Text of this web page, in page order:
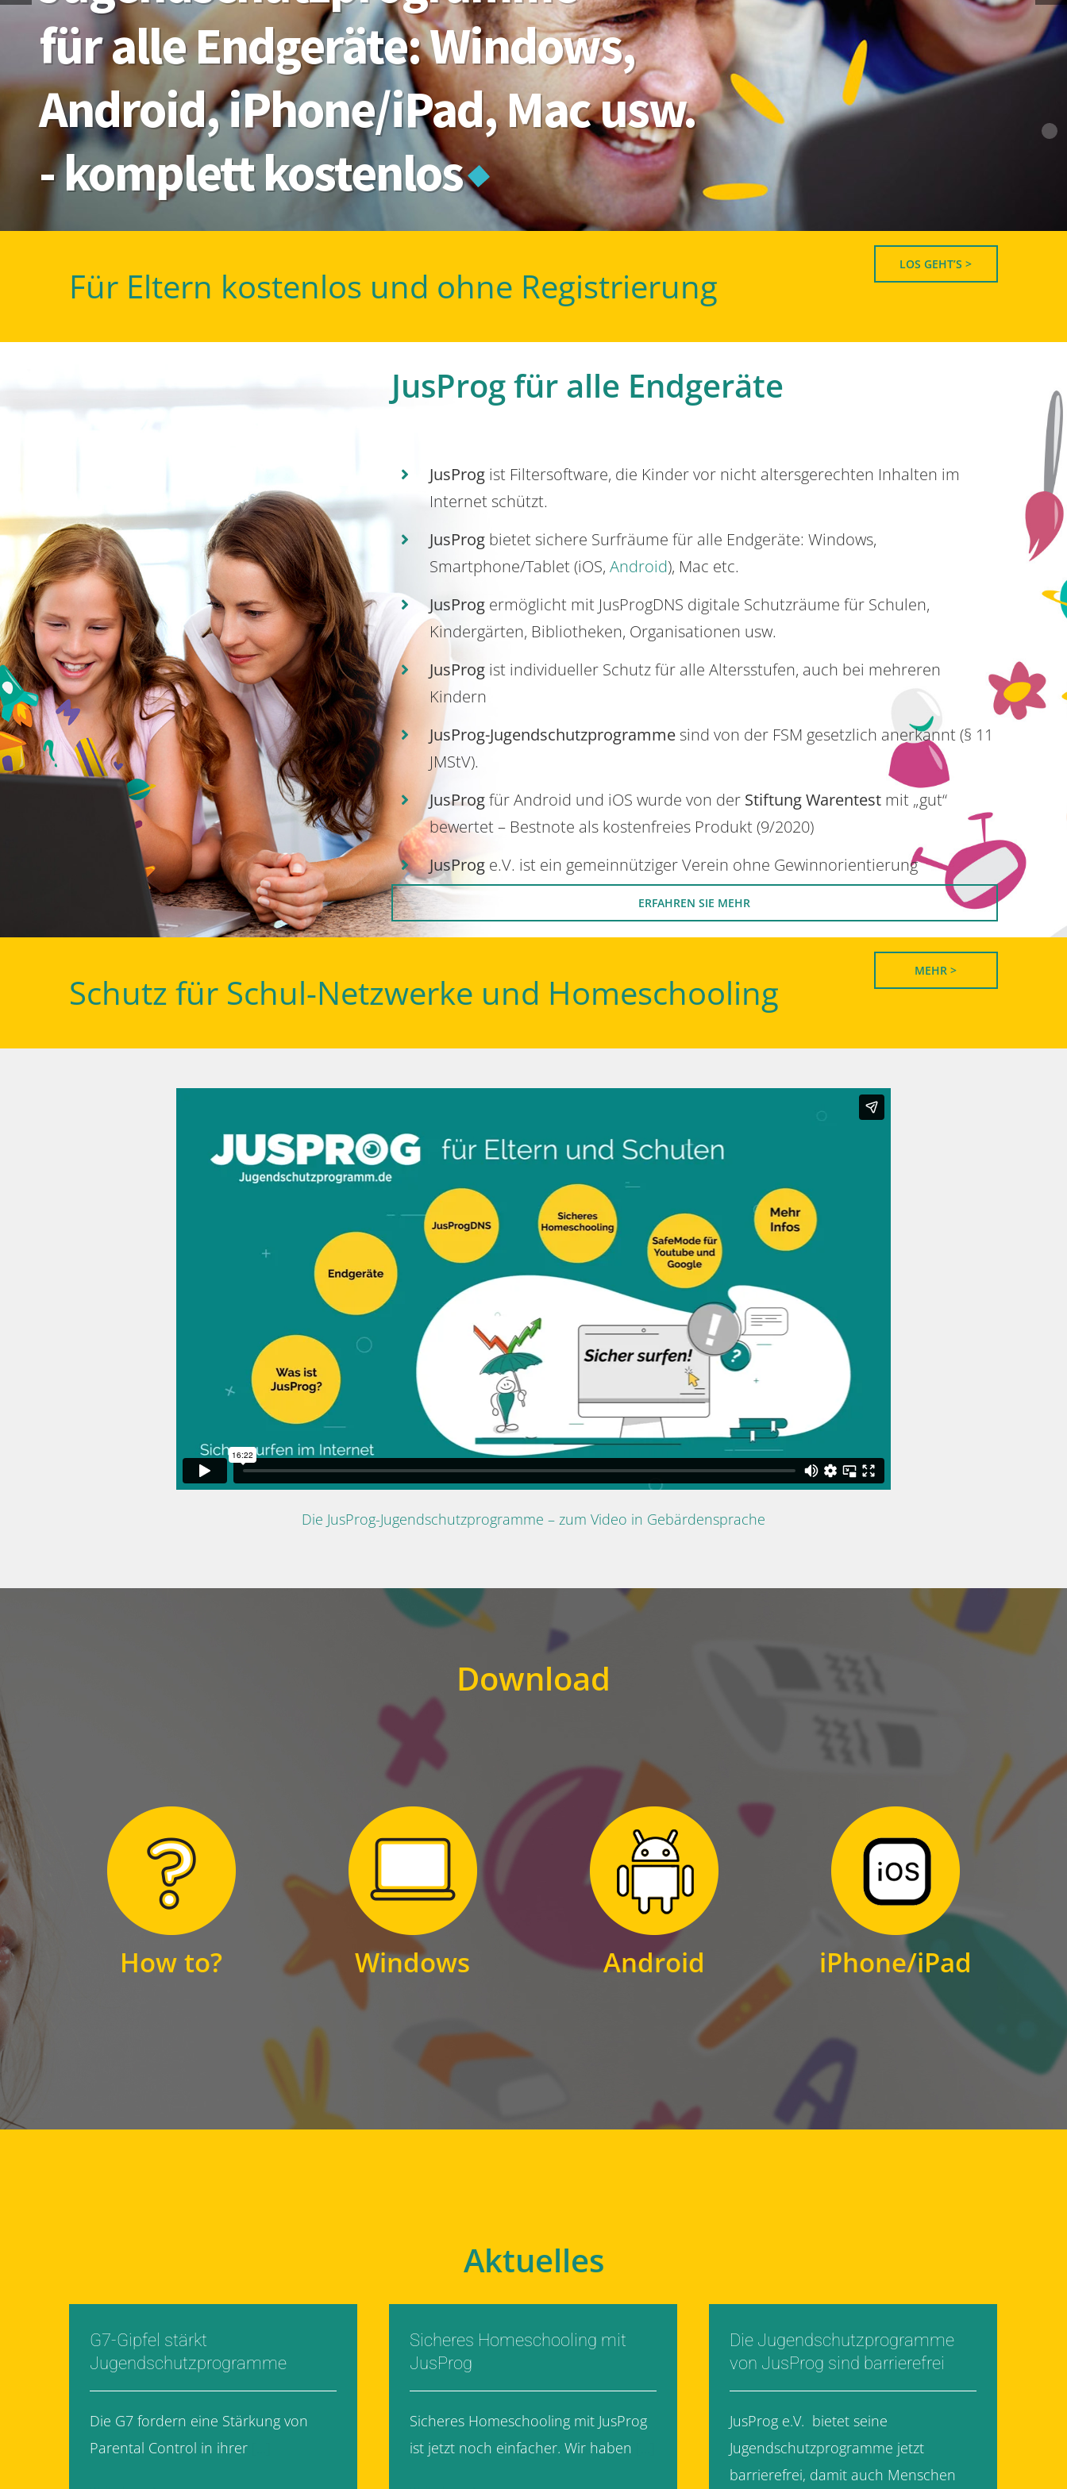
- komplett kostenlos
Android, iPhone/iPad, Mac usw.
für alle Endgeräte: Windows,
Für Eltern kostenlos und ohne Registrierung
LOS GEHT’S >
JusProg für alle Endgeräte
JusProgist Filtersoftware, die Kinder vor nicht altersgerechten Inhalten im
Internet schützt.
JusProgbietet sichere Surfräume für alle Endgeräte: Windows,
Smartphone/Tablet (iOS, Android), Mac etc.
JusProg ermöglicht mit JusProgDNS digitale Schutzräume für Schulen,
Kindergärten, Bibliotheken, Organisationen usw.
JusProgist individueller Schutz für alle Altersstufen, auch bei mehreren
Kindern
JusProg-Jugendschutzprogrammesind von der FSM gesetzlich anerkannt (§ 11
JMStV).
JusProgfür Android und iOS wurde von der Stiftung Warentestmit „gut“
bewertet – Bestnote als kostenfreies Produkt (9/2020)
JusProge.V. ist ein gemeinnütziger Verein ohne Gewinnorientierung
ERFAHREN SIE MEHR
Schutz für Schul-Netzwerke und Homeschooling
MEHR >
Die JusProg-Jugendschutzprogramme – zum Video in Gebärdensprache
Download
How to?
Hier finden Sie
Windows
Zum Download
für Windows
Android
Zum Download
für Android
iPhone/iPad
Zum Download
für iPhone und iPad
Aktuelles
G7-Gipfel stärkt
Jugendschutzprogramme
Die G7 fordern eine Stärkung von
Parental Control in ihrer
Sicheres Homeschooling mit
JusProg
Sicheres Homeschooling mit JusProg
ist jetzt noch einfacher. Wir haben
Die Jugendschutzprogramme
von JusProg sind barrierefrei
JusProg e.V. bietet seine
Jugendschutzprogramme jetzt
barrierefrei, damit auch Menschen